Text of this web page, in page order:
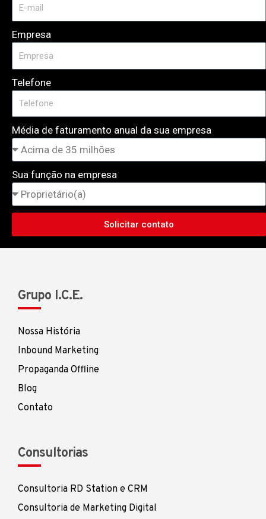
Empresa
Telefone
Média de faturamento anual da sua empresa
Sua função na empresa
Solicitar contato
Grupo I.C.E.
Nossa História
Inbound Marketing
Propaganda Offline
Blog
Contato
Consultorias
Consultoria RD Station e CRM
Consultoria de Marketing Digital